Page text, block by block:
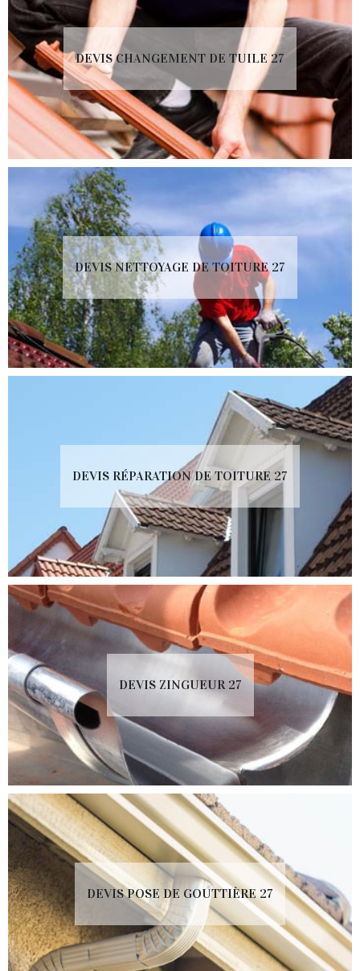
DEVIS CHANGEMENT DE TUILE 27
DEVIS NETTOYAGE DE TOITURE 27
DEVIS RÉPARATION DE TOITURE 27
DEVIS ZINGUEUR 27
DEVIS POSE DE GOUTTIÈRE 27